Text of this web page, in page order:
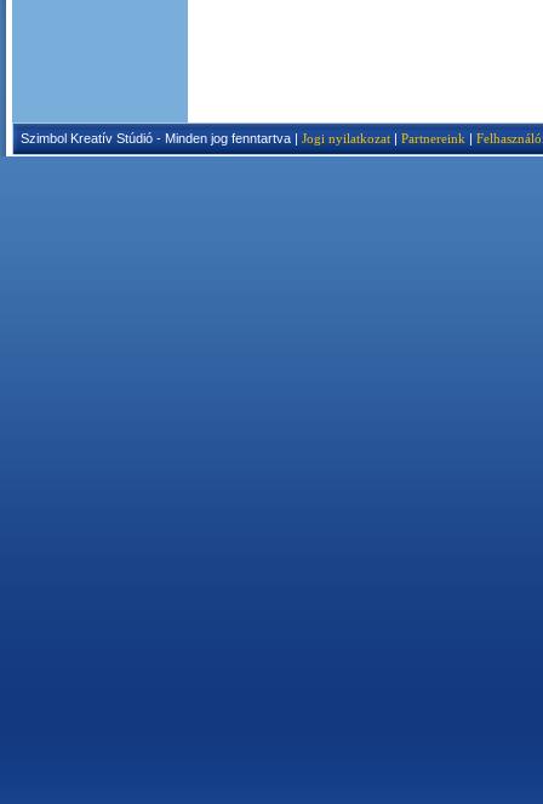
Szimbol Kreatív Stúdió - Minden jog fenntartva | Jogi nyilatkozat | Partnereink |